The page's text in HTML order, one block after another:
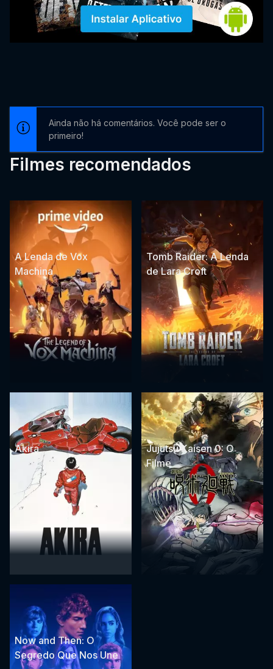
Ainda não há comentários. Você pode ser o
primeiro!
Filmes recomendados
A Lenda de Vox
Machina
Tomb Raider: A Lenda
de Lara Croft
Akira
Jujutsu Kaisen 0: O
Filme
Now and Then: O
Segredo Que Nos Une